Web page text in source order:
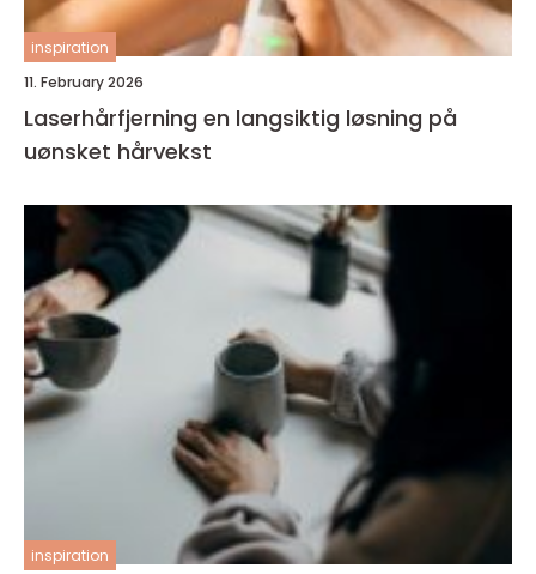
inspiration
11. February 2026
Laserhårfjerning en langsiktig løsning på
uønsket hårvekst
inspiration